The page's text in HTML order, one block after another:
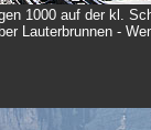
1000 auf der kl.
Lauterbrunnen -